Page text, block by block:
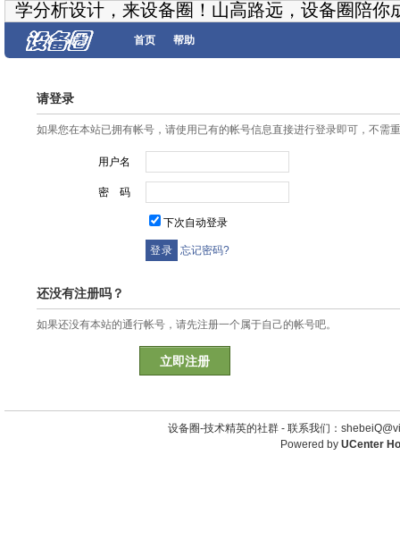
学分析设计，来设备圈！山高路远，设备圈陪你
首页 帮助
请登录
如果您在本站已拥有帐号，请使用已有的帐号信息直接进行登录即可，不需
用户名
密 码
下次自动登录
忘记密码?
还没有注册吗？
如果还没有本站的通行帐号，请先注册一个属于自己的帐号吧。
立即注册
设备圈-技术精英的社群 - 联系我们：
Powered by UCenter